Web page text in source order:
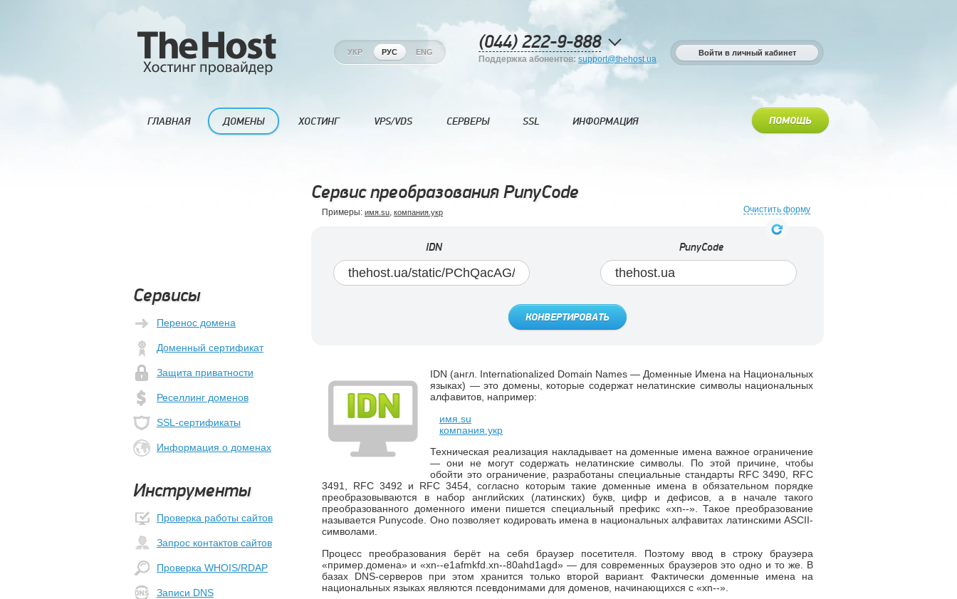
УКР РУС ENG (044) 222-9-888
Поддержка абонентов: support@thehost.ua
Войти в личный кабинет
ГЛАВНАЯ ДОМЕНЫ ХОСТИНГ VPS/VDS СЕРВЕРЫ SSL ИНФОРМАЦИЯ ПОМОЩЬ
Сервисы
Перенос домена
Доменный сертификат
Защита приватности
Реселлинг доменов
SSL-сертификаты
Информация о доменах
Инструменты
Проверка работы сайтов
Запрос контактов сайтов
Проверка WHOIS/RDAP
Записи DNS
Сервис преобразования PunyCode
Примеры: имя.su, компания.укр Очистить форму
IDN PunyCode
КОНВЕРТИРОВАТЬ
IDN (англ. Internationalized Domain Names — Доменные Имена на Национальных
языках) — это домены, которые содержат нелатинские символы национальных
алфавитов, например:
имя.su
компания.укр
Техническая реализация накладывает на доменные имена важное ограничение
— они не могут содержать нелатинские символы. По этой причине, чтобы
обойти это ограничение, разработаны специальные стандарты RFC 3490, RFC
3491, RFC 3492 и RFC 3454, согласно которым такие доменные имена в обязательном порядке
преобразовываются в набор английских (латинских) букв, цифр и дефисов, а в начале такого
преобразованного доменного имени пишется специальный префикс «xn--». Такое преобразование
называется Punycode. Оно позволяет кодировать имена в национальных алфавитах латинскими ASCII-
символами.
Процесс преобразования берёт на себя браузер посетителя. Поэтому ввод в строку браузера
«пример.домена» и «xn--e1afmkfd.xn--80ahd1agd» — для современных браузеров это одно и то же. В
базах DNS-серверов при этом хранится только второй вариант. Фактически доменные имена на
национальных языках являются псевдонимами для доменов, начинающихся с «xn--».